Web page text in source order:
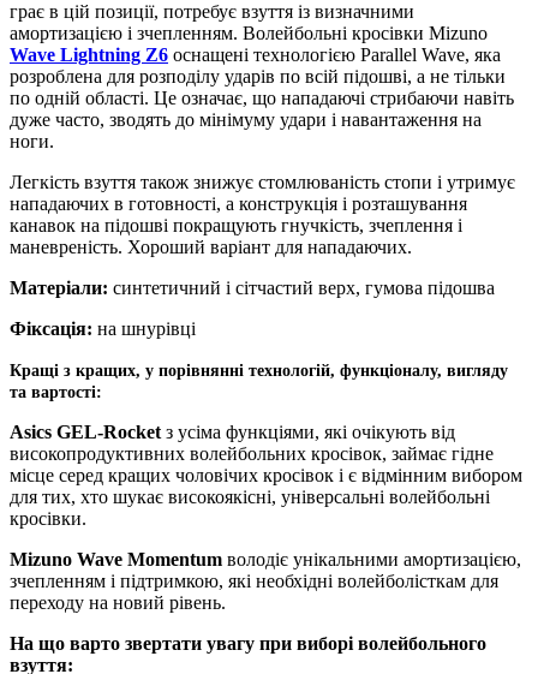
грає в цій позиції, потребує взуття із визначними
амортизацією і зчепленням. Волейбольні кросівки Mizuno
Wave Lightning Z6 оснащені технологією Parallel Wave, яка
розроблена для розподілу ударів по всій підошві, а не тільки
по одній області. Це означає, що нападаючі стрибаючи навіть
дуже часто, зводять до мінімуму удари і навантаження на
ноги.
Легкість взуття також знижує стомлюваність стопи і утримує
нападаючих в готовності, а конструкція і розташування
канавок на підошві покращують гнучкість, зчеплення і
маневреність. Хороший варіант для нападаючих.
Матеріали: синтетичний і сітчастий верх, гумова підошва
Фіксація: на шнурівці
Кращі з кращих, у порівнянні технологій, функціоналу, вигляду
та вартості:
Asics GEL-Rocket з усіма функціями, які очікують від
високопродуктивних волейбольних кросівок, займає гідне
місце серед кращих чоловічих кросівок і є відмінним вибором
для тих, хто шукає високоякісні, універсальні волейбольні
кросівки.
Mizuno Wave Momentum володіє унікальними амортизацією,
зчепленням і підтримкою, які необхідні волейболісткам для
переходу на новий рівень.
На що варто звертати увагу при виборі волейбольного
взуття: